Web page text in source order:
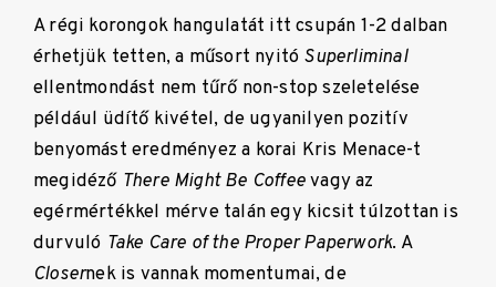
A régi korongok hangulatát itt csupán 1-2 dalban
érhetjük tetten, a műsort nyitó Superliminal
ellentmondást nem tűrő non-stop szeletelése
például üdítő kivétel, de ugyanilyen pozitív
benyomást eredményez a korai Kris Menace-t
megidéző There Might Be Coffeevagy az
egérmértékkel mérve talán egy kicsit túlzottan is
durvuló Take Care of the Proper Paperwork. A
Closernek is vannak momentumai, de